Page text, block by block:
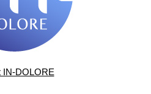
IN-DOLORE